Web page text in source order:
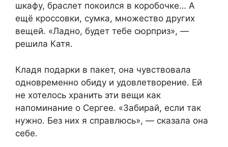
шкафу, браслет покоился в коробочке… А
ещё кроссовки, сумка, множество других
вещей. «Ладно, будет тебе сюрприз», —
решила Катя.
Кладя подарки в пакет, она чувствовала
одновременно обиду и удовлетворение. Ей
не хотелось хранить эти вещи как
напоминание о Сергее. «Забирай, если так
нужно. Без них я справлюсь», — сказала она
себе.